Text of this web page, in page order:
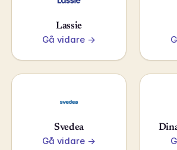
Lassie
Gå vidare →
Svedea
Gå vidare →